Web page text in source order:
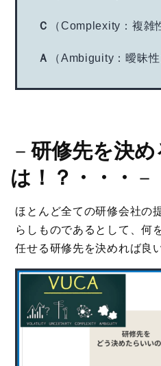
Ｃ （Complexity：複雑
Ａ （Ambiguity：曖昧性
－ 研修先を決め
は！？・・・ －
ほとんど全ての研修会社の
らしものであるとして、何
任せる研修先を決めれば良